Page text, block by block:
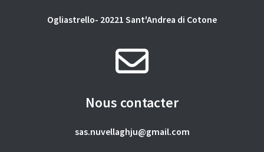
Ogliastrello- 20221 Sant'Andrea di Cotone
Nous contacter
sas.nuvellaghju@gmail.com